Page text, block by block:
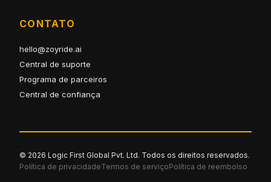
CONTATO
hello@zoyride.ai
Central de suporte
Programa de parceiros
Central de confiança
© 2026 Logic First Global Pvt. Ltd. Todos os direitos reservados.
Política de privacidadeTermos de serviçoPolítica de reembolso